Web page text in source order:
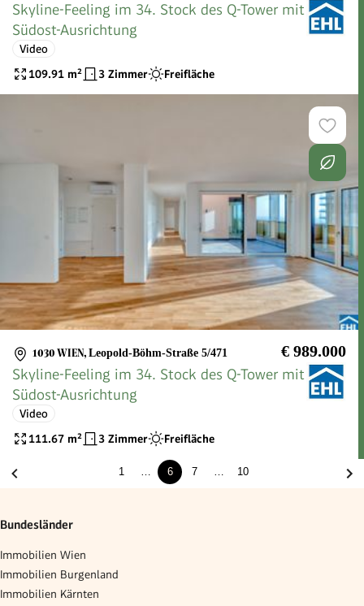
Skyline-Feeling im 34. Stock des Q-Tower mit
Südost-Ausrichtung
Video
109.91 m² 3 Zimmer Freifläche
1030 WIEN, Leopold-Böhm-Straße 5/471 € 989.000
Skyline-Feeling im 34. Stock des Q-Tower mit
Südost-Ausrichtung
Video
111.67 m² 3 Zimmer Freifläche
1 … 6 7 … 10
Bundesländer
Immobilien Wien
Immobilien Burgenland
Immobilien Kärnten